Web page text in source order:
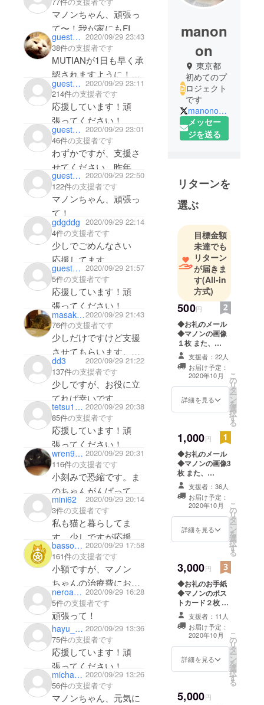
張ってください！
マノンちゃん、頑張っ
て〜！我が家にもFIP
闘病中の子がいてひと
事ではなく、少しです
が応援させて頂きまし
た。
guest504abbbe0024 2020/09/29 23:43
38件の支援者です
MUTIANが1日も早く承
認されますように！
FIPで亡くなる子がい
なくなりますように！
微力ながら応援させて
いただきます。
guest7e9b5f9a54e4 2020/09/29 23:11
214件の支援者です
応援しています！頑
張ってください！
guest5254b4c8c4f4 2020/09/29 23:01
46件の支援者です
わずかですが、支援さ
せてください。昨年
FIPの治療しました。
とても高額な治療費が
かかり、今現在クラ
ファンされている方々
もとても苦労されてい
るとわかっているので
すが、すべてに支援す
ることが出来ずとても
心苦しいです。頑張っ
てください！
guest3d8c99084344 2020/09/29 22:50
122件の支援者です
マノンちゃん、頑張っ
て！
gdgddg 2020/09/29 22:14
4件の支援者です
少しでごめんなさい
応援してます
guest82f02c852a14 2020/09/29 21:57
5件の支援者です
応援しています！頑
張ってください！
masakoro_desu2020/09/29 21:43
76件の支援者です
少しだけですけど支援
させてもらいます。以
前の猫さんも同じ病気
にかかったということ
で、今回は治りますよ
うに願ってます。残り
僅かな時間になりまし
たが応援しています！
頑張ってください！
dd3
2020/09/29 21:22
137件の支援者です
少しですが、お役に立
てれば幸いです。
tetsu1971k 2020/09/29 20:38
85件の支援者です
応援しています！頑
張ってください！
wren9999 2020/09/29 20:31
116件の支援者です
小刻みで恐縮です。ま
のちゃんがんばって
mini62
2020/09/29 20:14
3件の支援者です
私も猫と暮らしてま
す。少しですが応援さ
せて頂きます。頑張っ
てください！
bassoon36 2020/09/29 17:58
161件の支援者です
小額ですが、マノン
ちゃんの治療費にお役
立てください。
neroaya0208 2020/09/29 16:28
5件の支援者です
頑張って！
hayu_sakura 2020/09/29 13:36
75件の支援者です
応援しています！頑
張ってください！
micha0810 2020/09/29 13:26
56件の支援者です
マノンちゃん、元気に
manon
on
東京都
初めてのプ
ロジェクト
です
manonon0913
メッセー
ジを送る
リターンを
選ぶ
目標金額
未達でも
リターン
が届きま
す(All-in
方式)
500円
◆お礼のメール
◆マノンの画像
１枚 また、
CAMPFIREの
｢活動報告｣上で
支出報告・治療
を行った事をご
報告致します。
支援者：22人
お届け予定：
2020年10月
詳細を見る
こ
の
リ
タ
ー
ン
を
選
択
す
る
1,000円
◆お礼のメール
◆マノンの画像3
枚 また、
CAMPFIREの
｢活動報告｣上で
支出報告・治療
を行った事をご
報告致します。
支援者：36人
お届け予定：
2020年10月
詳細を見る
こ
の
リ
タ
ー
ン
を
選
択
す
る
3,000円
◆お礼のお手紙
◆マノンのポス
トカード２枚 ※
指定の住所へ発
送します。 ま
た、CAMPFIRE
の｢活動報告｣上
で 支出報告・治
療を行った事を
支援者：11人
お届け予定：
2020年10月
詳細を見る
こ
の
リ
タ
ー
ン
を
選
択
す
る
5,000円